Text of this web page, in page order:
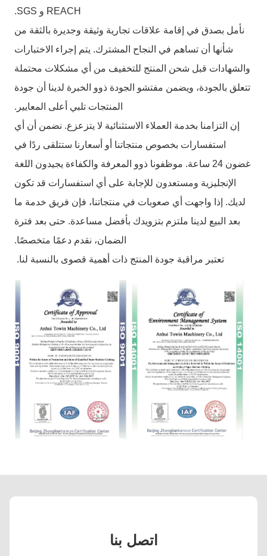
REACH و SGS.
نأمل بصدق في إقامة علاقات تجارية وثيقة وجديرة بالثقة من
شأنها أن تساهم في النجاح المشترك. يتم إجراء الاختبارات
والشهادات قبل شحن المنتج للتخفيف من أي مشكلات محتملة
تتعلق بالجودة، ويضمن مفتشو الجودة ذوو الخبرة لدينا أن جودة
المنتجات تلبي أعلى المعايير.
إن التزامنا بخدمة العملاء الاستثنائية لا يتزعزع. نضمن أن أي
استفسارات بخصوص منتجاتنا أو أسعارنا ستتلقى ردًا في
غضون 24 ساعة. موظفونا ذوو المعرفة والكفاءة يجيدون اللغة
الإنجليزية ومستعدون للإجابة على أي استفسارات قد تكون
لديك. إذا واجهت أي صعوبات في منتجاتنا، فإن فريق خدمة ما
بعد البيع لدينا ملتزم بتزويدك بأفضل مساعدة. حتى بعد فترة
الضمان، نقدم دعمًا متخصصًا.
تعتبر مراقبة جودة المنتج ذات أهمية قصوى بالنسبة لنا.
اتصل بنا